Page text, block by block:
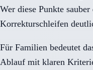
Wer diese Punkte
Korrekturschleifen
Für Familien bedeutet
Ablauf mit klaren